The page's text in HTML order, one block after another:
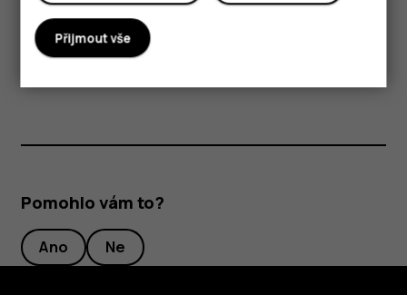
Nastavení>Síť a internet >Režim Letadlo.
Režim Letadlo ukončí připojení k mobilní síti a vypne
bezdrátové funkce zařízení.
Pomohlo vám to?
Ano Ne
Přijmout vše